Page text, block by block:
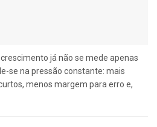
já não se mede apenas
se na pressão constante: mais
menos margem para erro e,